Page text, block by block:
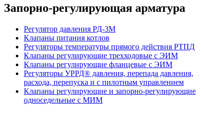
Запорно-регулирующая арматура
Регулятор давления РД-3М
Клапаны питания котлов
Регуляторы температуры прямого действия РТПД
Клапаны регулирующие трехходовые с ЭИМ
Клапаны регулирующие фланцевые с ЭИМ
Регуляторы УРРД® давления, перепада давления,
расхода, перепуска и с пилотным управлением
Клапаны регулирующие и запорно-регулирующие
односедельные с МИМ